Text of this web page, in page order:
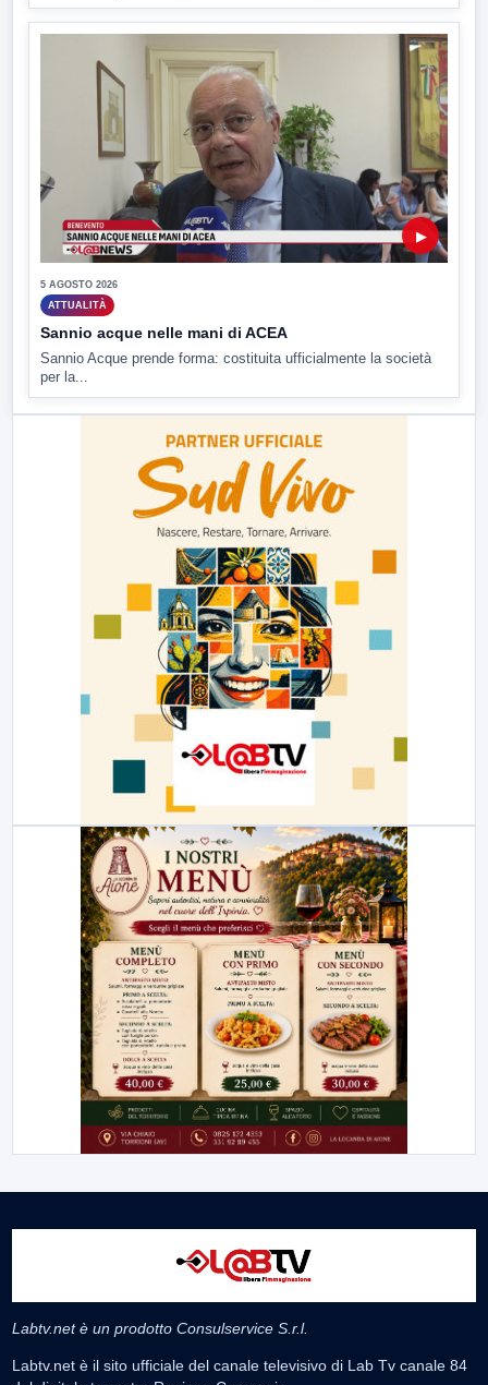
▶
5 AGOSTO 2026
ATTUALITÀ
Sannio acque nelle mani di ACEA
Sannio Acque prende forma: costituita ufficialmente la società
per la...
Labtv.net è un prodotto Consulservice S.r.l.
Labtv.net è il sito ufficiale del canale televisivo di Lab Tv canale 84